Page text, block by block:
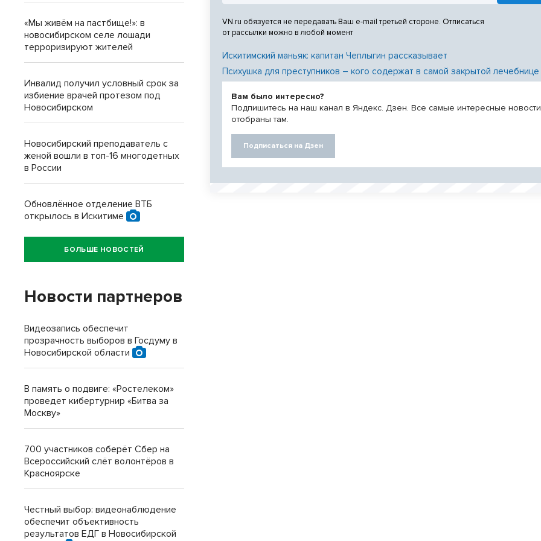
VN.ru обязуется не передавать Ваш e-mail третьей стороне. Отписаться
от рассылки можно в любой момент
Искитимский маньяк: капитан Чеплыгин рассказывает
Психушка для преступников – кого содержат в самой закрытой
Вам было интересно?
Подпишитесь на наш канал в Яндекс. Дзен. Все самые интересные новости
отобраны там.
Подписаться на Дзен
«Мы живём на пастбище!»: в
новосибирском селе лошади
терроризируют жителей
Инвалид получил условный срок за
избиение врачей протезом под
Новосибирском
Новосибирский преподаватель с
женой вошли в топ-16 многодетных
в России
Обновлённое отделение ВТБ
открылось в Искитиме
БОЛЬШЕ НОВОСТЕЙ
Новости партнеров
Видеозапись обеспечит
прозрачность выборов в Госдуму в
Новосибирской области
В память о подвиге: «Ростелеком»
проведет кибертурнир «Битва за
Москву»
700 участников соберёт Сбер на
Всероссийский слёт волонтёров в
Красноярске
Честный выбор: видеонаблюдение
обеспечит объективность
результатов ЕДГ в Новосибирской